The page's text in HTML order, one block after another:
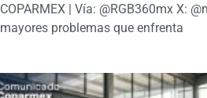
COPARMEX | Vía: @RGB360mx X:
mayores problemas que enfrenta